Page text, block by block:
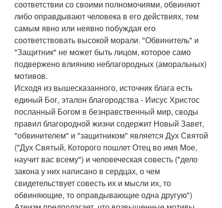
соответствии со своими полномочиями, обвиняют
либо оправдывают человека в его действиях, тем
самым явно или неявно побуждая его
соответствовать высокой морали. "Обвинитель" и
"Защитник" не может быть лицом, которое само
подвержено влиянию неблагородных (аморальных)
мотивов.
Исходя из вышесказанного, источник блага есть
единый Бог, эталон благородства - Иисус Христос
посланный Богом в безнравственный мир, своды
правил благородной жизни содержит Новый Завет,
"обвинителем" и "защитником" является Дух Святой
("Дух Святый, Которого пошлет Отец во имя Мое,
научит вас всему") и человеческая совесть ("дело
закона у них написано в сердцах, о чем
свидетельствует совесть их и мысли их, то
обвиняющие, то оправдывающие одна другую")